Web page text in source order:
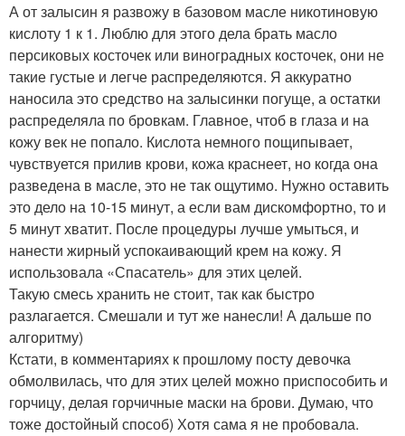
А от залысин я развожу в базовом масле никотиновую
кислоту 1 к 1. Люблю для этого дела брать масло
персиковых косточек или виноградных косточек, они не
такие густые и легче распределяются. Я аккуратно
наносила это средство на залысинки погуще, а остатки
распределяла по бровкам. Главное, чтоб в глаза и на
кожу век не попало. Кислота немного пощипывает,
чувствуется прилив крови, кожа краснеет, но когда она
разведена в масле, это не так ощутимо. Нужно оставить
это дело на 10-15 минут, а если вам дискомфортно, то и
5 минут хватит. После процедуры лучше умыться, и
нанести жирный успокаивающий крем на кожу. Я
использовала «Спасатель» для этих целей.
Такую смесь хранить не стоит, так как быстро
разлагается. Смешали и тут же нанесли! А дальше по
алгоритму)
Кстати, в комментариях к прошлому посту девочка
обмолвилась, что для этих целей можно приспособить и
горчицу, делая горчичные маски на брови. Думаю, что
тоже достойный способ) Хотя сама я не пробовала.